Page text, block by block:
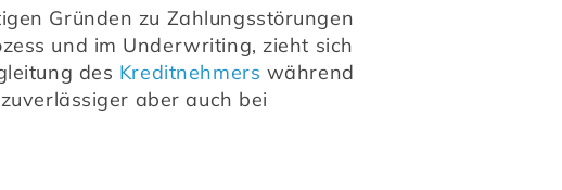
Gründen zu Zahlungsstörungen
und im Underwriting, zieht sich
des Kreditnehmers während
aber auch bei